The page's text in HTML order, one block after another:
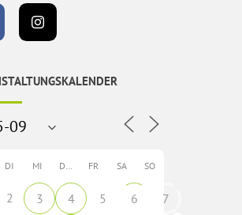
DI MI DO FR SA SO
2 3 4 5 6 7